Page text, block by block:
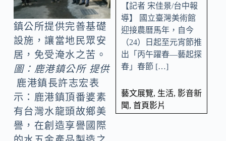
鎮公所提供完善基礎
設施，讓當地民眾安
居，免受淹水之苦。
圖：鹿港鎮公所 提供
鹿港鎮長許志宏表
示：鹿港鎮頂番婆素
有台灣水龍頭故鄉美
譽，在創造享譽國際
【記者 宋佳景/台中報
導】 國立臺灣美術館
迎接農曆馬年，自今
（24）日起至元宵節推
出「丙午躍春—藝起探
春」春節 […]
藝文展覽, 生活, 影音新
聞, 首頁影片